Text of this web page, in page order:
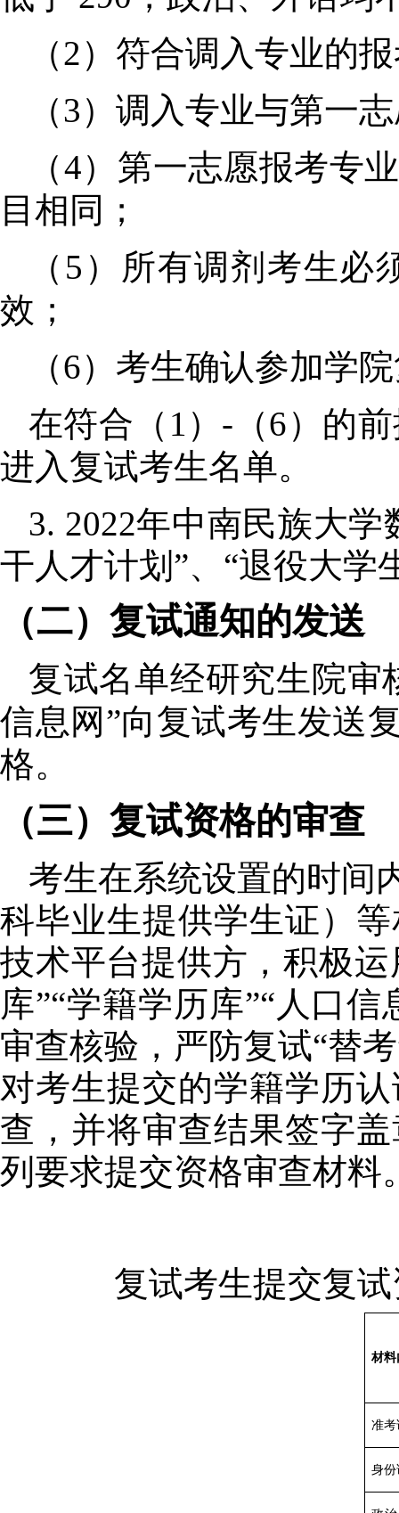
（2）符合调入专业的
（3）调入专业与第一
（4）第一志愿报考专
目相同；
（ 5 ）所有调剂考生必
效；
（6）考生确认参加学
在符合（ 1 ） - （6）的
进入复试考生名单。
3. 2022年中南民族大学
干人才计划”、“退役大学
（二）复试通知的发送
复试名单经研究生院审
信息网”向复试考生发送
格。
（三）复试资格的审查
考生在系统设置的时间
科毕业生提供学生证）
技术平台提供方，积极
库”“学籍学历库”“人口
审查核验，严防复试“替
对考生提交的学籍学历
查，并将审查结果签字
列要求提交资格审查材料
复试考生提交复
材料
准考
身份